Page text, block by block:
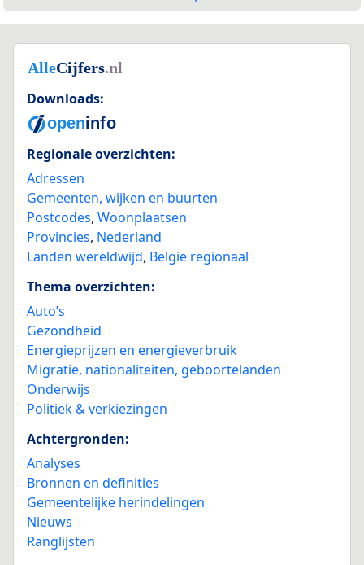
Downloads:
Regionale overzichten:
Adressen
Gemeenten, wijken en buurten
Postcodes, Woonplaatsen
Provincies, Nederland
Landen wereldwijd, België regionaal
Thema overzichten:
Auto’s
Gezondheid
Energieprijzen en energieverbruik
Migratie, nationaliteiten, geboortelanden
Onderwijs
Politiek & verkiezingen
Achtergronden:
Analyses
Bronnen en definities
Gemeentelijke herindelingen
Nieuws
Ranglijsten